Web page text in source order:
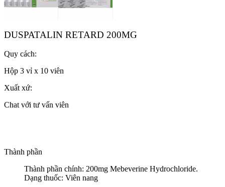
DUSPATALIN RETARD 200MG
Quy cách:
Hộp 3 vỉ x 10 viên
Xuất xứ:
Chat với tư vấn viên
Thành phần
Thành phần chính: 200mg Mebeverine Hydrochloride.
Dạng thuốc: Viên nang